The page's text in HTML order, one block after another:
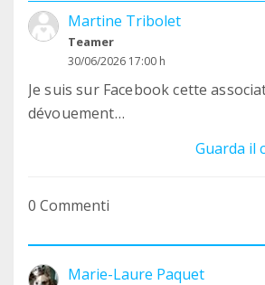
Martine Tribolet
Teamer
30/06/2026 17:00 h
Je suis sur Facebook cette
dévouement…
Guarda il
0 Commenti
Marie-Laure Paquet